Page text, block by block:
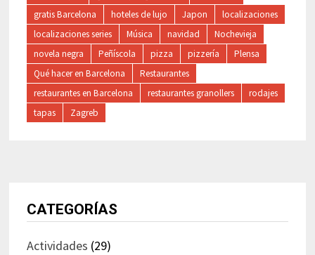
gratis Barcelona
hoteles de lujo Japon
localizaciones
localizaciones series
Música navidad
Nochevieja
novela negra
Peñíscola pizza pizzería
Plensa
Qué hacer en Barcelona
Restaurantes
restaurantes en Barcelona
restaurantes granollers
rodajes
tapas
Zagreb
CATEGORÍAS
Actividades (29)